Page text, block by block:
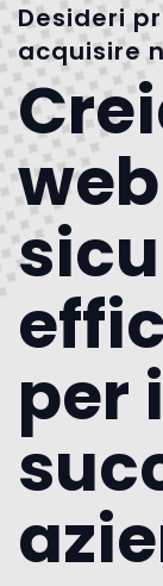
Desideri
acquisire
per